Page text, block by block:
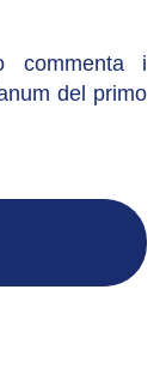
commenta i
del primo